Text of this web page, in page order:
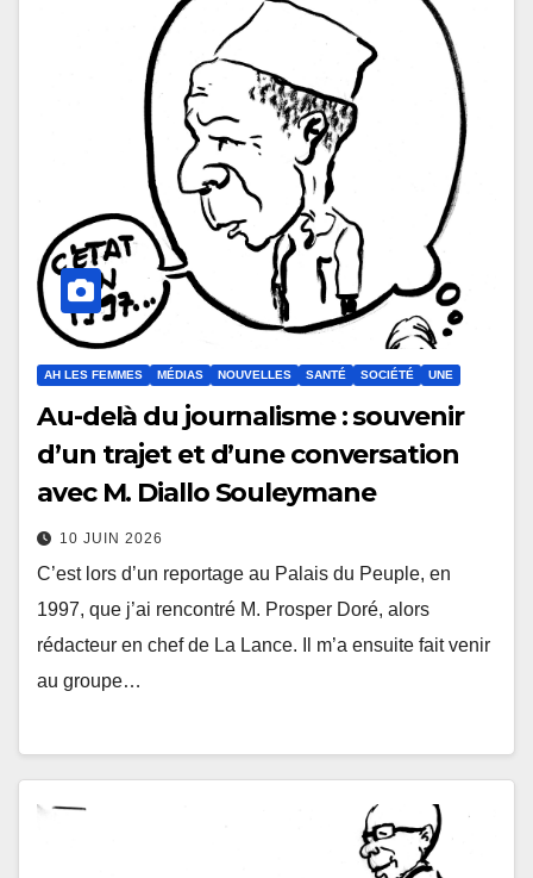
AH LES FEMMES MÉDIAS NOUVELLES SANTÉ SOCIÉTÉ UNE
Au-delà du journalisme : souvenir
d’un trajet et d’une conversation
avec M. Diallo Souleymane
10 JUIN 2026
C’est lors d’un reportage au Palais du Peuple, en
1997, que j’ai rencontré M. Prosper Doré, alors
rédacteur en chef de La Lance. Il m’a ensuite fait venir
au groupe…